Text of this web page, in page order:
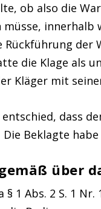
ob also die
müsse,
der
die Klage als
Kläger mit
entschied, dass
Beklagte
über
§ 1 Abs. 2 S. 1